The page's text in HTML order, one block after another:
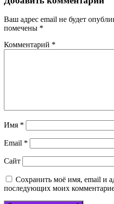
Ваш адрес email не будет
помечены *
Комментарий *
Имя *
Email *
Сайт
Сохранить моё имя, email и
последующих моих